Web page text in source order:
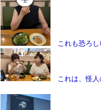
これも恐ろし
これは、怪人